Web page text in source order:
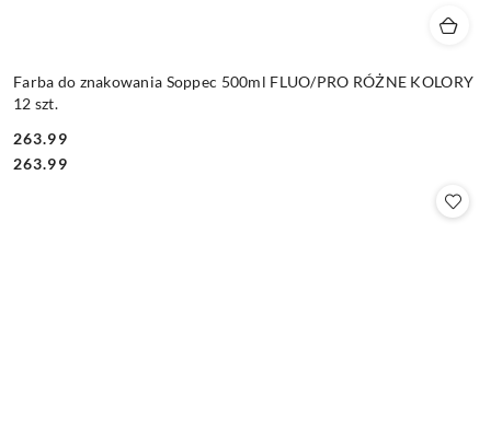
Farba do znakowania Soppec 500ml FLUO/PRO RÓŻNE KOLORY
12 szt.
Cena:
263.99
Cena:
263.99